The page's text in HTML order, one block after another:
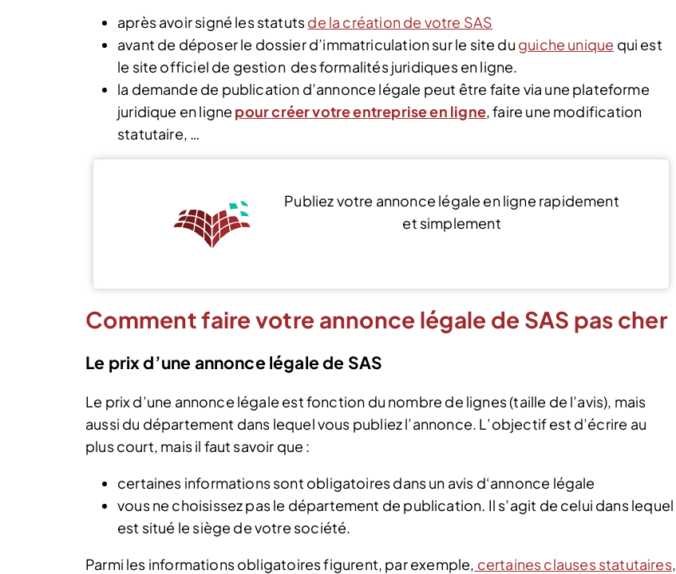
après avoir signé les statutsde la création de votre SAS
avant de déposer le dossier d’immatriculation sur le site du guiche unique qui est
le site officiel de gestion des formalités juridiques en ligne.
la demande de publication d’annonce légale peut être faite via une plateforme
juridique en ligne pour créer votre entreprise en ligne, faire une modification
statutaire, …
Publiez votre annonce légale en ligne rapidement
et simplement
Comment faire votre annonce légale de SAS pas cher
Le prix d’une annonce légale de SAS
Le prix d’une annonce légale est fonction du nombre de lignes (taille de l’avis), mais
aussi du département dans lequel vous publiez l’annonce. L’objectif est d’écrire au
plus court, mais il faut savoir que :
certaines informations sont obligatoires dans un avis d‘annonce légale
vous ne choisissez pas le département de publication. Il s’agit de celui dans lequel
est situé le siège de votre société.
Parmi les informations obligatoires figurent, par exemple, certaines clauses statutaires,